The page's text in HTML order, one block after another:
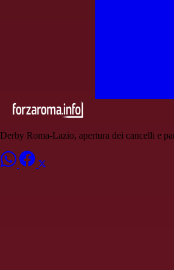
Derby Roma-Lazio, apertura dei cancelli e